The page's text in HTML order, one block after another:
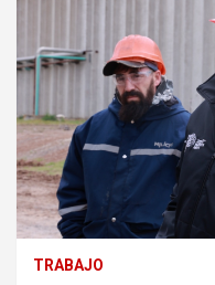
TRABAJO